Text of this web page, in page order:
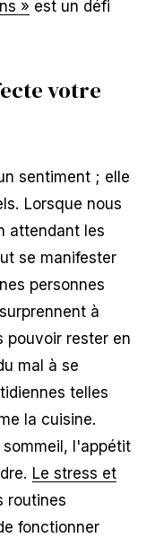
» est un défi
votre
sentiment ; elle
Lorsque nous
attendant les
se manifester
personnes
à
pouvoir rester en
mal à se
telles
la cuisine.
l'appétit
Le stress et
routines
fonctionner